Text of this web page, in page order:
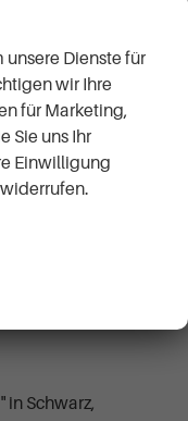
und 12-V-
längs verschieb-
und
vorn
der äußeren
Warnweste
in Schwarz,
unsere Dienste für
wir Ihre
für Marketing,
Sie uns Ihr
Einwilligung